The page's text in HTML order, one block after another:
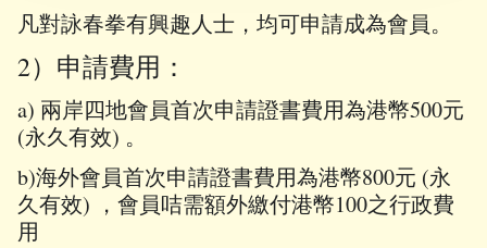
凡對詠春拳有興趣人士，均可申請成為會員。
2）申請費用：
a) 兩岸四地會員首次申請證書費用為港幣500元
(永久有效) 。
b)海外會員首次申請證書費用為港幣800元 (永
久有效) ，會員咭需額外繳付港幣100之行政費
用